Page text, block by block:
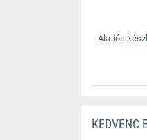
Akciós
KEDVENC